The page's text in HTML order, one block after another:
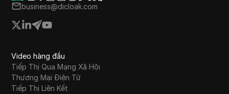
business@dicloak.com
Video hàng đầu
Tiếp Thị Qua Mạng Xã Hội
Thương Mại Điện Tử
Tiếp Thị Liên Kết